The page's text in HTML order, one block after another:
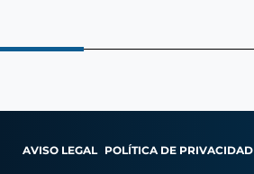
AVISO LEGAL POLÍTICA DE PRIVACIDAD